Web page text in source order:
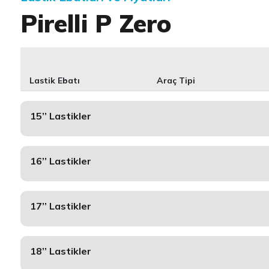
Pirelli P Zero
Lastik Ebatı Araç Tipi
15’’ Lastikler
16’’ Lastikler
17’’ Lastikler
18’’ Lastikler